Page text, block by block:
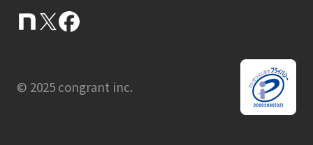
© 2025 congrant inc.